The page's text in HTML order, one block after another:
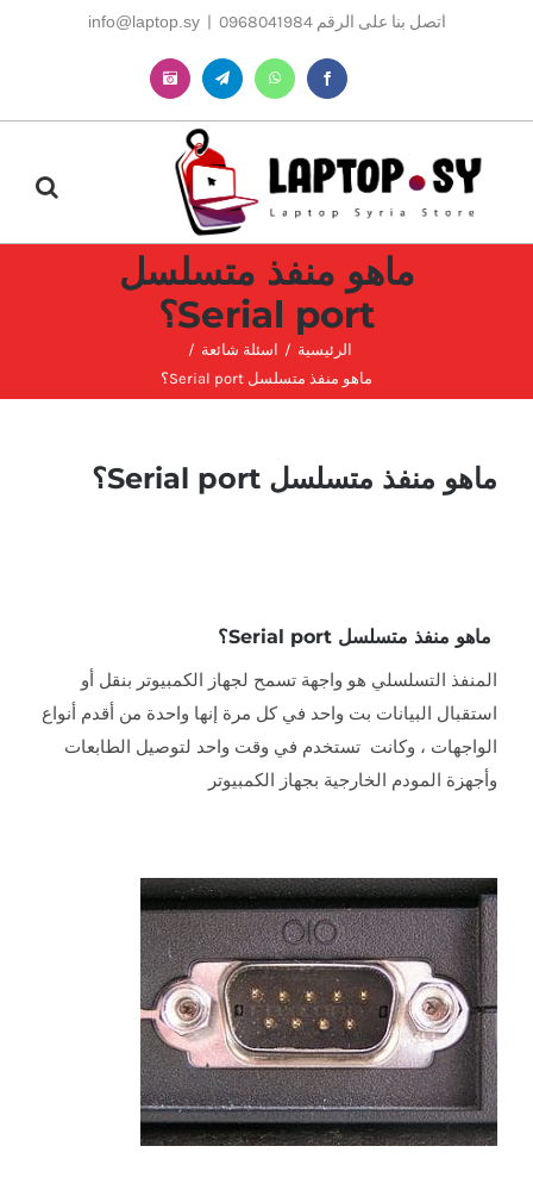
اتصل بنا على الرقم 0968041984 |
info@laptop.sy
Facebook
WhatsApp
Telegram
Instagram
ماهو منفذ متسلسل
Serial port؟
الرئيسية
اسئلة شائعة
ماهو منفذ متسلسل Serial port؟
ماهو منفذ متسلسل Serial port؟
ماهو منفذ متسلسل Serial port؟
المنفذ التسلسلي هو واجهة تسمح لجهاز الكمبيوتر بنقل أو
استقبال البيانات بت واحد في كل مرة إنها واحدة من أقدم أنواع
الواجهات ، وكانت تستخدم في وقت واحد لتوصيل الطابعات
وأجهزة المودم الخارجية بجهاز الكمبيوتر